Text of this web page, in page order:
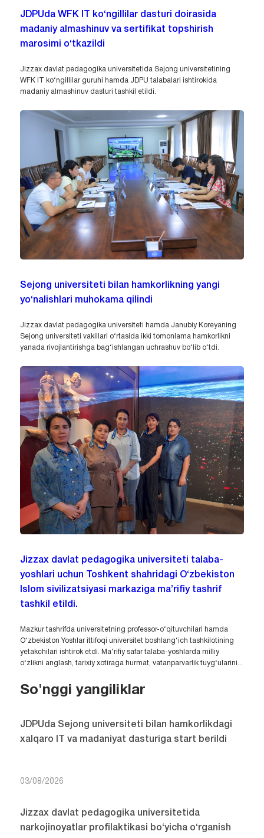
JDPUda WFK IT ko‘ngillilar dasturi doirasida
madaniy almashinuv va sertifikat topshirish
marosimi o‘tkazildi
Jizzax davlat pedagogika universitetida Sejong universitetining
WFK IT ko‘ngillilar guruhi hamda JDPU talabalari ishtirokida
madaniy almashinuv dasturi tashkil etildi.
Sejong universiteti bilan hamkorlikning yangi
yo‘nalishlari muhokama qilindi
Jizzax davlat pedagogika universiteti hamda Janubiy Koreyaning
Sejong universiteti vakillari o‘rtasida ikki tomonlama hamkorlikni
yanada rivojlantirishga bag‘ishlangan uchrashuv bo‘lib o‘tdi.
Jizzax davlat pedagogika universiteti talaba-
yoshlari uchun Toshkent shahridagi O‘zbekiston
Islom sivilizatsiyasi markaziga ma’rifiy tashrif
tashkil etildi.
Mazkur tashrifda universitetning professor-o‘qituvchilari hamda
O‘zbekiston Yoshlar ittifoqi universitet boshlang‘ich tashkilotining
yetakchilari ishtirok etdi. Ma’rifiy safar talaba-yoshlarda milliy
o‘zlikni anglash, tarixiy xotiraga hurmat, vatanparvarlik tuyg‘ularini...
So'nggi yangiliklar
JDPUda Sejong universiteti bilan hamkorlikdagi
xalqaro IT va madaniyat dasturiga start berildi
03/08/2026
Jizzax davlat pedagogika universitetida
narkojinoyatlar profilaktikasi bo‘yicha o‘rganish